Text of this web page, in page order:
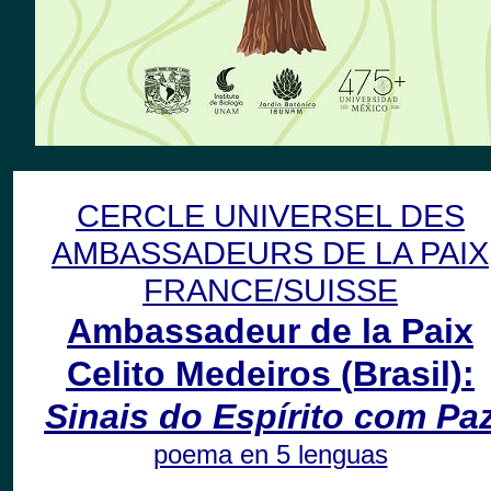
CERCLE UNIVERSEL DES
AMBASSADEURS DE LA PAIX
FRANCE/SUISSE
Ambassadeur de la Paix
Celito Medeiros (Brasil):
Sinais do Espírito com
poema en 5 lenguas